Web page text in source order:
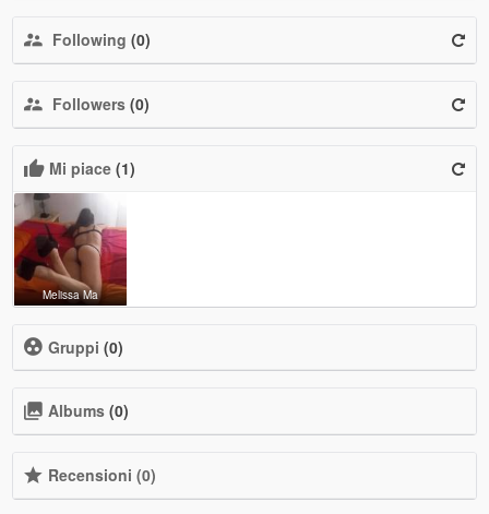
Following (0)
Followers(0)
Mi piace(1)
Melissa Ma
Gruppi (0)
Albums(0)
Recensioni (0)